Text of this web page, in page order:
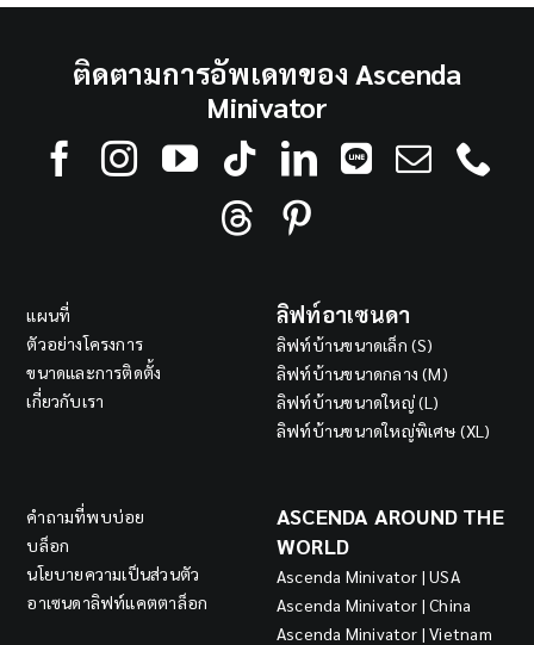
ติดตามการอัพเดทของ Ascenda
Minivator
แผนที่
ตัวอย่างโครงการ
ขนาดและการติดตั้ง
เกี่ยวกับเรา
ลิฟท์อาเซนดา
ลิฟท์บ้านขนาดเล็ก (S)
ลิฟท์บ้านขนาดกลาง (M)
ลิฟท์บ้านขนาดใหญ่ (L)
ลิฟท์บ้านขนาดใหญ่พิเศษ (XL)
คำถามที่พบบ่อย
บล็อก
นโยบายความเป็นส่วนตัว
อาเซนดาลิฟท์แคตตาล็อก
ASCENDA AROUND THE
WORLD
Ascenda Minivator | USA
Ascenda Minivator | China
Ascenda Minivator | Vietnam